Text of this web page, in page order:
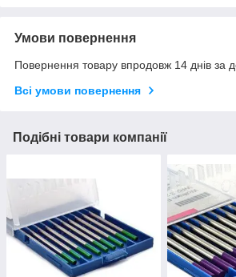
Умови повернення
Повернення товару впродовж 14 днів за
Всі умови повернення
Подібні товари компанії